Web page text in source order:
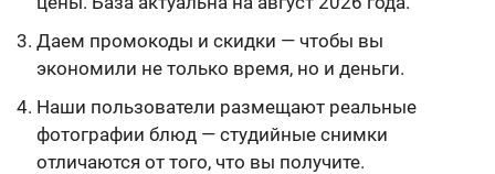
Даем промокоды и скидки — чтобы вы
экономили не только время, но и деньги.
Наши пользователи размещают реальные
фотографии блюд — студийные снимки
отличаются от того, что вы получите.